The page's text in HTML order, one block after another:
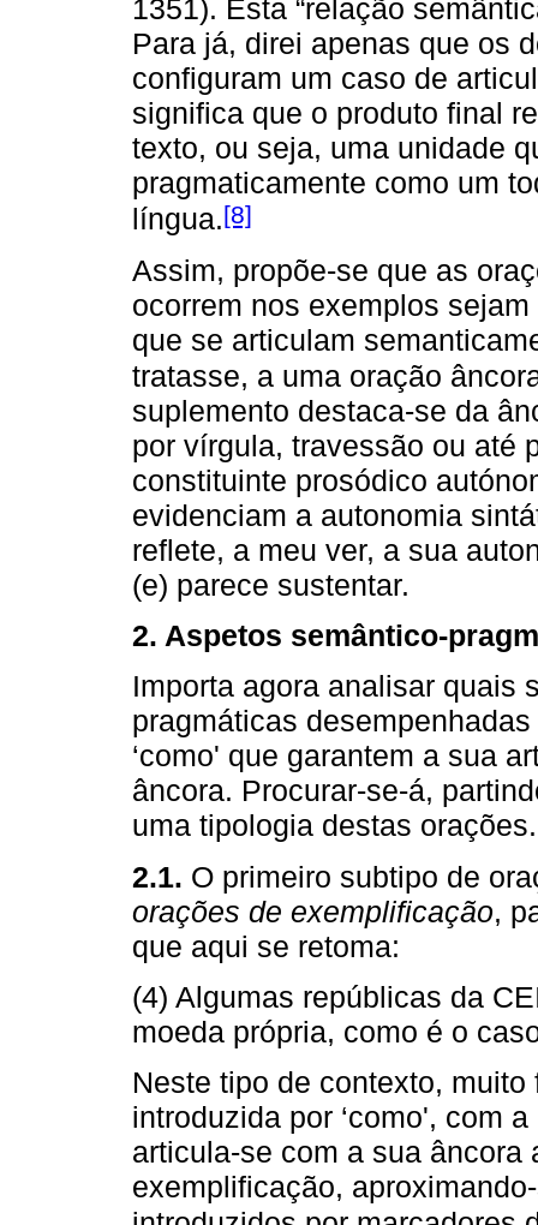
1351). Esta “relação
Para já, direi apenas que os
configuram um caso de
significa que o produto final
texto, ou seja, uma unidade
pragmaticamente como um
língua.[8]
Assim, propõe-se que as
ocorrem nos exemplos
que se articulam
tratasse, a uma oração
suplemento destaca-se da
por vírgula, travessão ou até
constituinte prosódico
evidenciam a autonomia
reflete, a meu ver, a sua
(e) parece sustentar.
2. Aspetos semântico-
Importa agora analisar quais
pragmáticas
‘como' que garantem a sua
âncora. Procurar-se-á,
uma tipologia destas orações.
2.1. O primeiro subtipo de
orações de exemplificação,
que aqui se retoma:
(4) Algumas repúblicas da
moeda própria, como é o
Neste tipo de contexto,
introduzida por ‘como', com
articula-se com a sua
exemplificação,